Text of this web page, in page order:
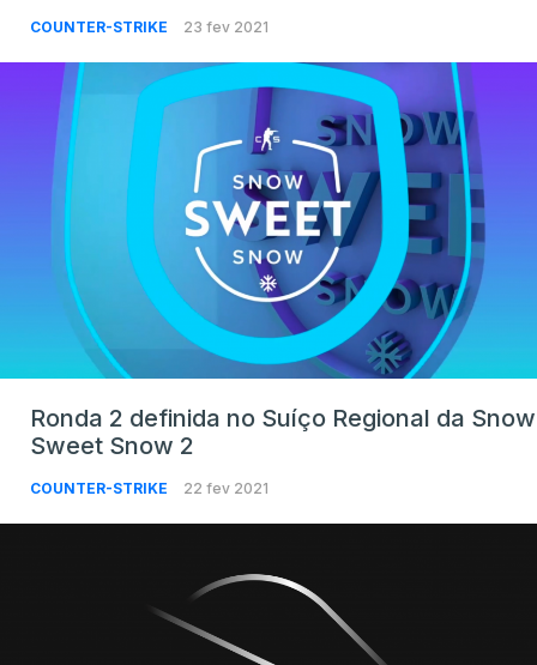
COUNTER-STRIKE 23 fev 2021
Ronda 2 definida no Suíço Regional da Snow
Sweet Snow 2
COUNTER-STRIKE 22 fev 2021